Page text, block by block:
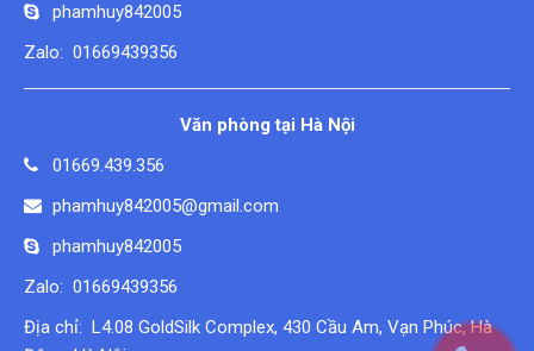
phamhuy842005
Zalo: 01669439356
Văn phòng tại Hà Nội
01669.439.356
phamhuy842005@gmail.com
phamhuy842005
Zalo: 01669439356
Địa chỉ: L4.08 GoldSilk Complex, 430 Cầu Am, Vạn Phúc, Hà